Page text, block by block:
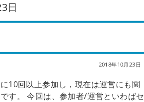
日
2018年10月23日
10回以上参加し，現在は運営にも関
す。 今回は、参加者/運営といわばセ